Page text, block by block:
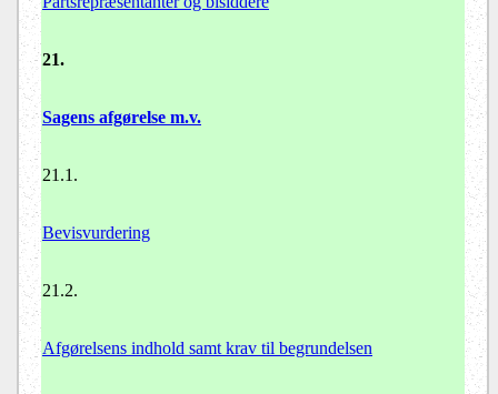
21.
Sagens afgørelse m.v.
21.1.
Bevisvurdering
21.2.
Afgørelsens indhold samt krav til begrundelsen